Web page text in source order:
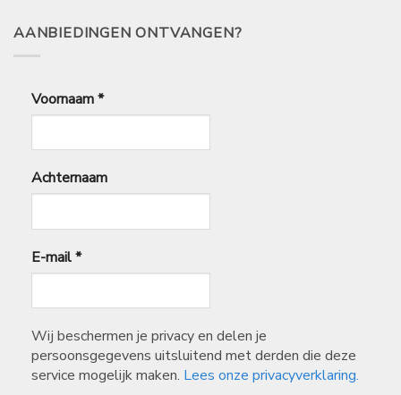
AANBIEDINGEN ONTVANGEN?
Voornaam*
Achternaam
E-mail*
Wij beschermen je privacy en delen je
persoonsgegevens uitsluitend met derden die deze
service mogelijk maken. Lees onze privacyverklaring.